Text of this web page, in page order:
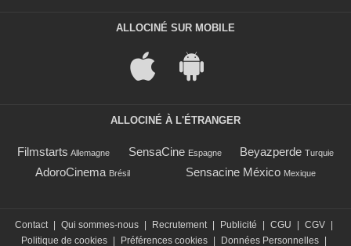
ALLOCINÉ SUR MOBILE
ALLOCINÉ À L'ÉTRANGER
Filmstarts Allemagne SensaCine Espagne Beyazperde Turquie
AdoroCinema Brésil Sensacine México Mexique
Contact Qui sommes-nous Recrutement Publicité CGU CGV
Politique de cookies
Préférences cookies Données Personnelles